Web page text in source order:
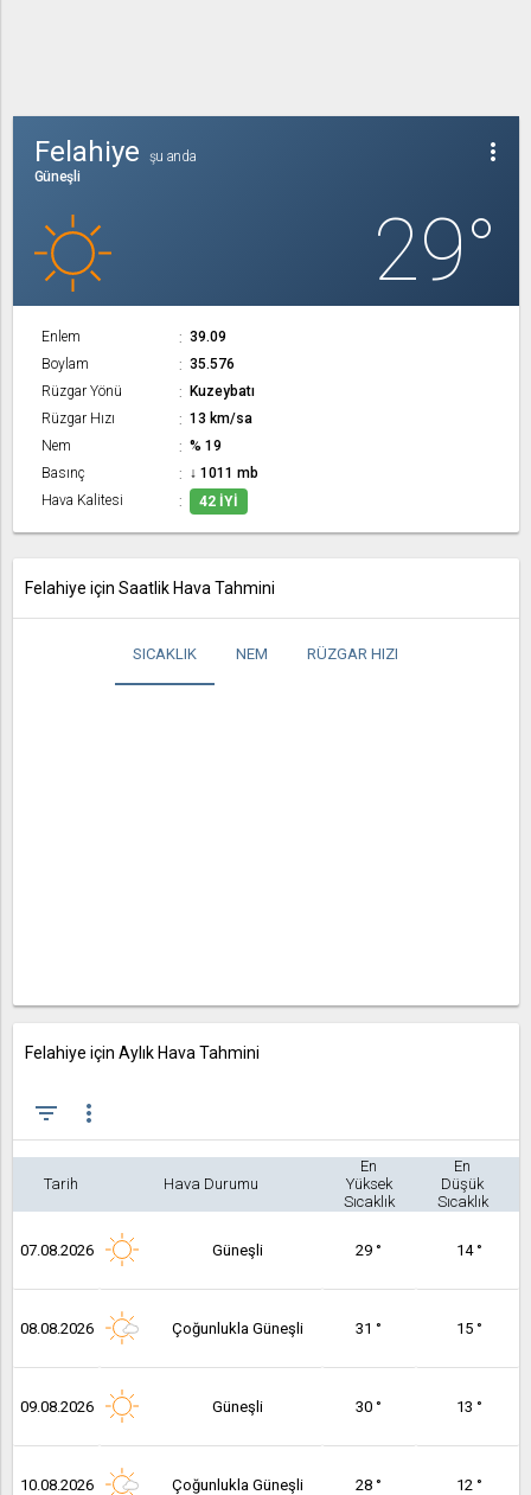
more_vert
Felahiye
şu anda
Güneşli
29°
Enlem
39.09
Boylam
35.576
Rüzgar Yönü
Kuzeybatı
Rüzgar Hızı
13 km/sa
Nem
% 19
Basınç
↓ 1011 mb
Hava Kalitesi
42 İYI
Felahiye için Saatlik Hava Tahmini
SICAKLIK NEM RÜZGAR HIZI
Felahiye için Aylık Hava Tahmini
filter_list more_vert
Tarih Hava Durumu
En
Yüksek
Sıcaklık
En
Düşük
Sıcaklık
07.08.2026 Güneşli 29 ° 14 °
08.08.2026 Çoğunlukla Güneşli 31 ° 15 °
09.08.2026 Güneşli 30 ° 13 °
10.08.2026 Çoğunlukla Güneşli 28 ° 12 °